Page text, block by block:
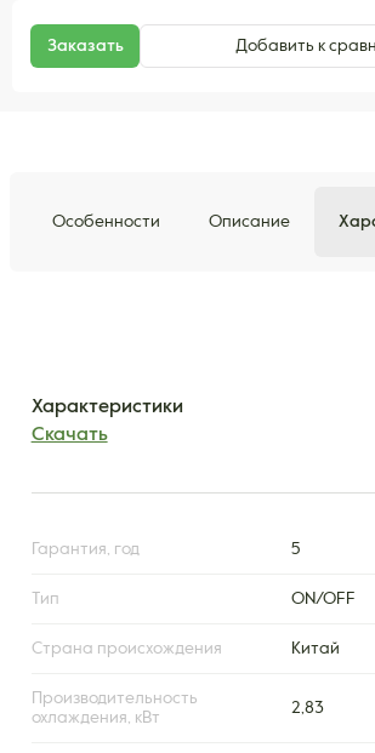
Заказать Добавить к
Особенности Описание
Характеристики
Скачать
Гарантия, год 5
Тип ON/OFF
Страна происхождения Китай
Производительность
охлаждения, кВт
2,83